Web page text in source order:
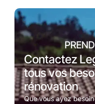
Contactez
tous vos
rénovation
Que vous ayez